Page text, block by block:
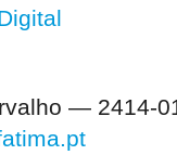
— 2414-